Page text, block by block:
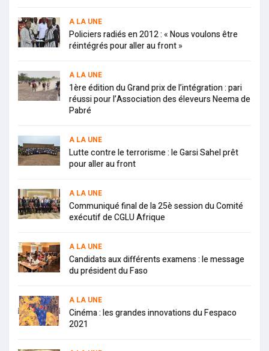
A LA UNE
Policiers radiés en 2012 : « Nous voulons être
réintégrés pour aller au front »
A LA UNE
1ère édition du Grand prix de l’intégration : pari
réussi pour l’Association des éleveurs Neema de
Pabré
A LA UNE
Lutte contre le terrorisme : le Garsi Sahel prêt
pour aller au front
A LA UNE
Communiqué final de la 25è session du Comité
exécutif de CGLU Afrique
A LA UNE
Candidats aux différents examens : le message
du président du Faso
A LA UNE
Cinéma : les grandes innovations du Fespaco
2021